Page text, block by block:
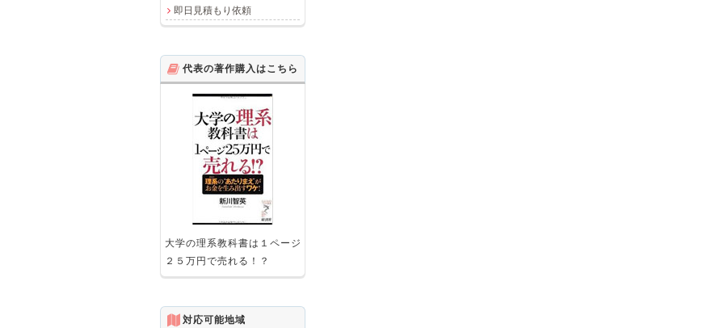
即日見積もり依頼
代表の著作購入はこちら
大学の理系教科書は１ページ
２５万円で売れる！？
対応可能地域